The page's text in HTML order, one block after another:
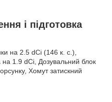
і підготовка
на 2.5 dCi (146 к. с.),
1.9 dCi, Дозувальний блок
Хомут затискний